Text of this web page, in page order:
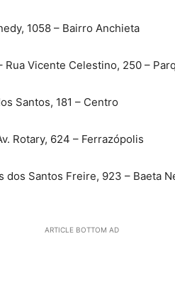
1058 – Bairro Anchieta
Rua Vicente Celestino, 250 –
Santos, 181 – Centro
Rotary, 624 – Ferrazópolis
dos Santos Freire, 923 – Baeta
ARTICLE BOTTOM AD